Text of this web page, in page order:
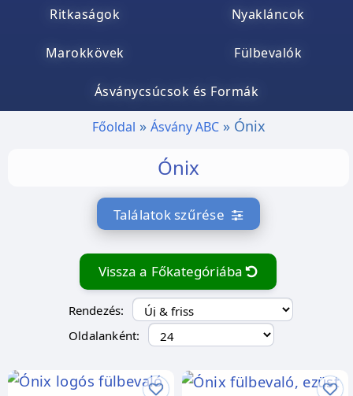
Ritkaságok Nyakláncok
Marokkövek Fülbevalók
Ásványcsúcsok és Formák
Főoldal Ásvány ABC Ónix
Ónix
Találatok szűrése
Vissza a Főkategóriába
Rendezés:
Oldalanként: